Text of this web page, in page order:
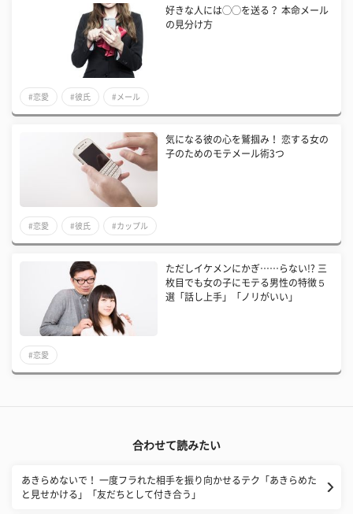
好きな人には◯◯を送る？ 本命メール
の見分け方
#恋愛 #彼氏 #メール
気になる彼の心を鷲掴み！ 恋する女の
子のためのモテメール術3つ
#恋愛 #彼氏 #カップル
ただしイケメンにかぎ……らない!? 三
枚目でも女の子にモテる男性の特徴５
選「話し上手」「ノリがいい」
#恋愛
合わせて読みたい
あきらめないで！ 一度フラれた相手を振り向かせるテク「あきらめた
と見せかける」「友だちとして付き合う」